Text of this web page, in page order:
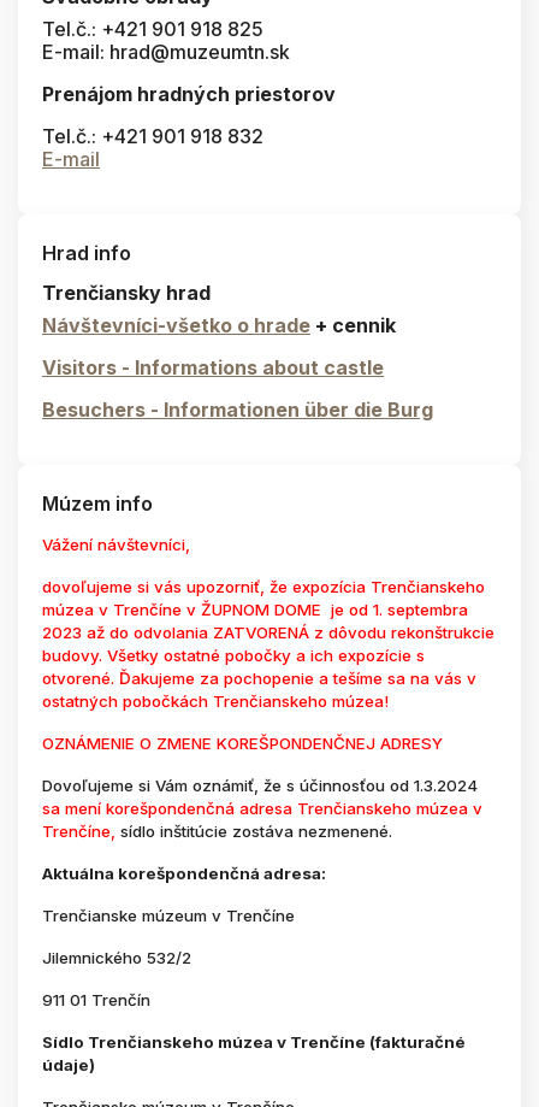
Tel.č.: +421 901 918 825
E-mail: hrad@muzeumtn.sk
Prenájom hradných priestorov
Tel.č.: +421 901 918 832
E-mail
Hrad info
Trenčiansky hrad
Návštevníci-všetko o hrade + cennik
Visitors - Informations about castle
Besuchers - Informationen über die Burg
Múzem info
Vážení návštevníci,
dovoľujeme si vás upozorniť, že expozícia Trenčianskeho
múzea v Trenčíne v ŽUPNOM DOME je od 1. septembra
2023 až do odvolania ZATVORENÁ z dôvodu rekonštrukcie
budovy. Všetky ostatné pobočky a ich expozície s
otvorené. Ďakujeme za pochopenie a tešíme sa na vás v
ostatných pobočkách Trenčianskeho múzea!
OZNÁMENIE O ZMENE KOREŠPONDENČNEJ ADRESY
Dovoľujeme si Vám oznámiť, že s účinnosťou od 1.3.2024
sa mení korešpondenčná adresa Trenčianskeho múzea v
Trenčíne, sídlo inštitúcie zostáva nezmenené.
Aktuálna korešpondenčná adresa:
Trenčianske múzeum v Trenčíne
Jilemnického 532/2
911 01 Trenčín
Sídlo Trenčianskeho múzea v Trenčíne (fakturačné
údaje)